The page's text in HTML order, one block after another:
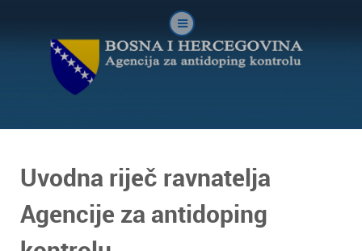
Uvodna riječ ravnatelja
Agencije za antidoping